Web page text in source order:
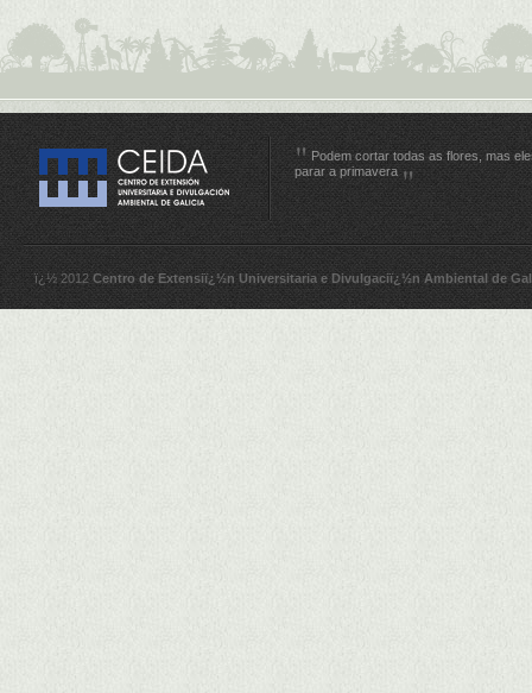
Podem cortar todas as flores, mas
parar a primavera
ï¿½ 2012Centro de Extensiï¿½n Universitaria e Divulgaciï¿½n Ambiental de